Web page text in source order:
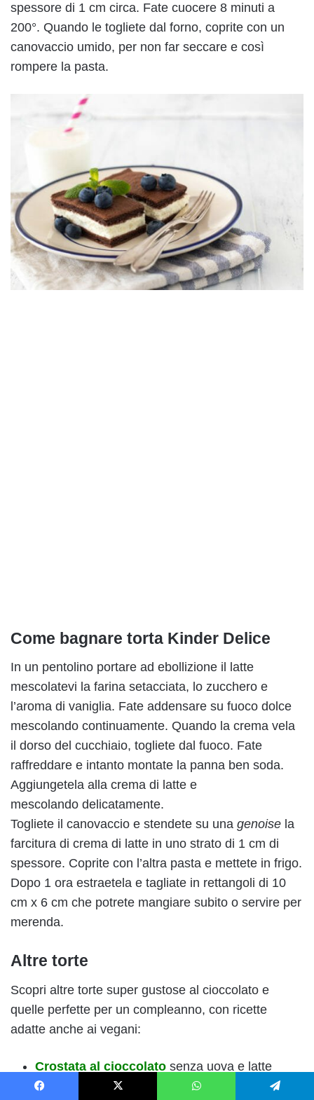
spessore di 1 cm circa. Fate cuocere 8 minuti a
200°. Quando le togliete dal forno, coprite con un
canovaccio umido, per non far seccare e così
rompere la pasta.
Come bagnare torta Kinder Delice
In un pentolino portare ad ebollizione il latte
mescolatevi la farina setacciata, lo zucchero e
l’aroma di vaniglia. Fate addensare su fuoco dolce
mescolando continuamente. Quando la crema vela
il dorso del cucchiaio, togliete dal fuoco. Fate
raffreddare e intanto montate la panna ben soda.
Aggiungetela alla crema di latte e
mescolando delicatamente.
Togliete il canovaccio e stendete su una genoise la
farcitura di crema di latte in uno strato di 1 cm di
spessore. Coprite con l’altra pasta e mettete in frigo.
Dopo 1 ora estraetela e tagliate in rettangoli di 10
cm x 6 cm che potrete mangiare subito o servire per
merenda.
Altre torte
Scopri altre torte super gustose al cioccolato e
quelle perfette per un compleanno, con ricette
adatte anche ai vegani:
Crostata al cioccolato senza uova e latte
Torta al cioccolato
: ricetta ed ingredienti